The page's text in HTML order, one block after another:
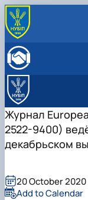
МІЖНАРОДНА
НАУКОВИЙ
МІЖНАРОДНІ
Журнал
2522-9400)
декабрьском
20 October
Add to Calendar